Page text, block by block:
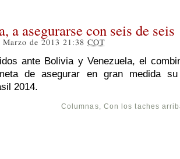
a asegurarse con seis de seis
Marzo de 2013 21:38 COT
ante Bolivia y Venezuela, el
de asegurar en gran medida
2014.
Columnas, Con los taches